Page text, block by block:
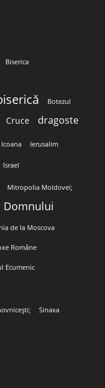
Biserica
Botezul
Cruce dragoste
Icoana Ierusalim
Israel
Mitropolia Moldovei;
Domnului
de la Moscova
Române
Ecumenic
Sinaxa